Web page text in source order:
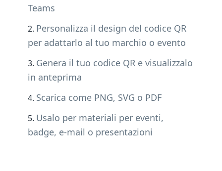
Teams
Personalizza il design del codice QR
per adattarlo al tuo marchio o evento
Genera il tuo codice QR e visualizzalo
in anteprima
Scarica come PNG, SVG o PDF
Usalo per materiali per eventi,
badge, e-mail o presentazioni